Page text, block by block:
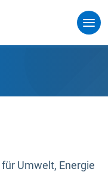
Umwelt, Energie